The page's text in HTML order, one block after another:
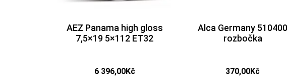
AEZ Panama high gloss
7,5×19 5×112 ET32
6 396,00Kč
Alca Germany 510400
rozbočka
370,00Kč